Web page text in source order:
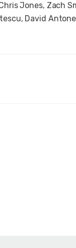
Jones, Zach
David